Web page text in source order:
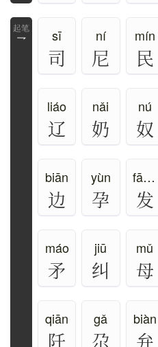
乛 sī
司
ní
尼
mín
民
liáo
辽
nǎi
奶
nú
奴
biān
边
yùn
孕
fā、fà
发
máo
矛
jiū
纠
mǔ
母
qiān
阡
gǎ
尕
biàn
弁